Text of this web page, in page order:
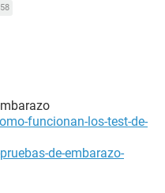
funcionan-los-test-de-
de-embarazo-